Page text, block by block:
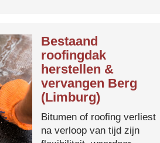
Bestaand
roofingdak
herstellen &
vervangen Berg
(Limburg)
Bitumen of roofing verliest
na verloop van tijd zijn